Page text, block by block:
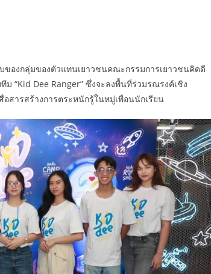
ของกลุ่มของตัวแทนเยาวชนคณะกรรมการเยาวชนคิดดี
“Kid Dee Ranger” ซึ่งจะลงพื้นที่ร่วมรณรงค์เชิง
สารสร้างการตระหนักรู้ในหมู่เพื่อนนักเรียน